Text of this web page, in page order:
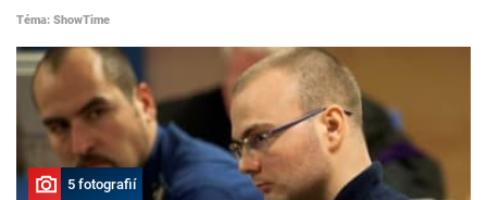
Téma: ShowTime
5 fotografií